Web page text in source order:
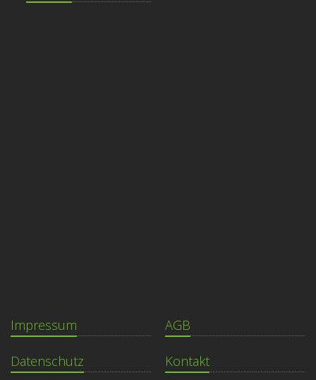
Impressum
Datenschutz
AGB
Kontakt